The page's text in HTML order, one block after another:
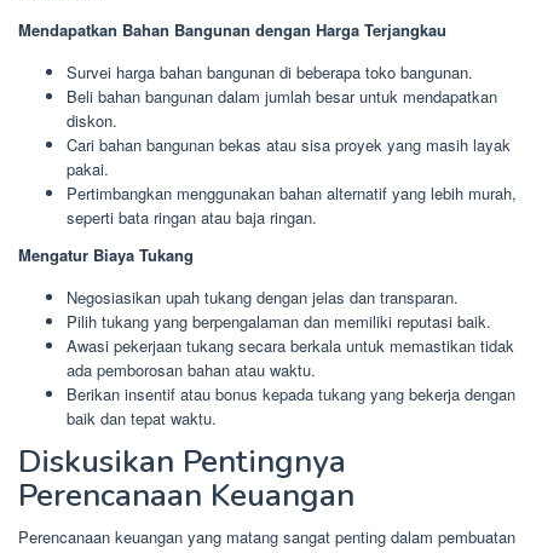
Mendapatkan Bahan Bangunan dengan Harga Terjangkau
Survei harga bahan bangunan di beberapa toko bangunan.
Beli bahan bangunan dalam jumlah besar untuk mendapatkan
diskon.
Cari bahan bangunan bekas atau sisa proyek yang masih layak
pakai.
Pertimbangkan menggunakan bahan alternatif yang lebih murah,
seperti bata ringan atau baja ringan.
Mengatur Biaya Tukang
Negosiasikan upah tukang dengan jelas dan transparan.
Pilih tukang yang berpengalaman dan memiliki reputasi baik.
Awasi pekerjaan tukang secara berkala untuk memastikan tidak
ada pemborosan bahan atau waktu.
Berikan insentif atau bonus kepada tukang yang bekerja dengan
baik dan tepat waktu.
Diskusikan Pentingnya
Perencanaan Keuangan
Perencanaan keuangan yang matang sangat penting dalam pembuatan